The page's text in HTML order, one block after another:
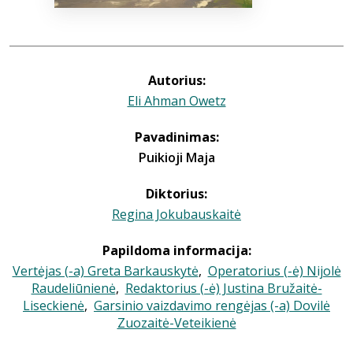
Autorius:
Eli Ahman Owetz
Pavadinimas:
Puikioji Maja
Diktorius:
Regina Jokubauskaitė
Papildoma informacija:
Vertėjas (-a) Greta Barkauskytė, Operatorius (-ė) Nijolė
Raudeliūnienė, Redaktorius (-ė) Justina Bružaitė-
Liseckienė, Garsinio vaizdavimo rengėjas (-a) Dovilė
Zuozaitė-Veteikienė